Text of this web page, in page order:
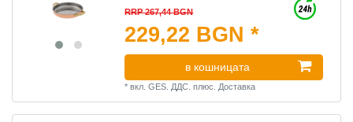
RRP 267,44 BGN
229,22 BGN *
в кошницата
*вкл. GES. ДДС. плюс. Доставка